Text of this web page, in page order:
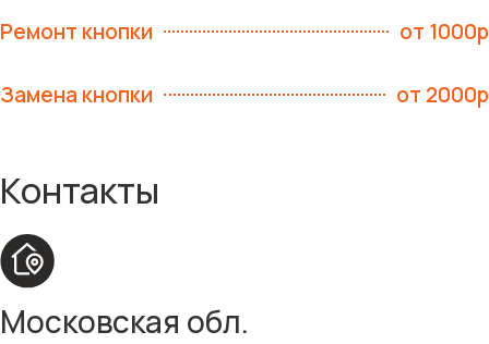
Ремонт кнопки от 1000р
Замена кнопки от 2000р
Контакты
Московская обл.